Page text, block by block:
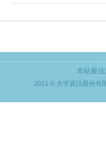
本站最
2011 © 大宇資訊股份有